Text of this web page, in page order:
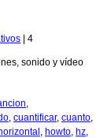
| 4
sonido y vídeo
cuantificar, cuanto
howto hz